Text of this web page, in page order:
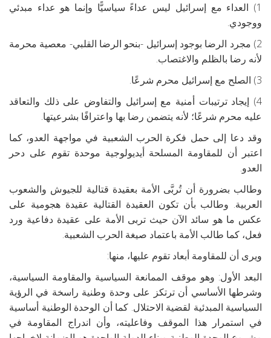
1) العداء مع إسرائيل ليس عداءً سياسيًّا وإنما هو عداء مبدئي
ووجودي.
2) مجرد الرضا بوجود إسرائيل -بنحو الرضا القلبي- معصية محرمة
لأنه رضا بالظلم والاغتصاب.
3) الصلح مع إسرائيل محرم شرعًا.
4) إيجاد ترتيبات أمنية مع إسرائيل والتفاوض على ذلك والتعاقد
عليه محرم شرعًا؛ لأنه يتضمن رضا بها واعترافًا بشرعيتها.
وقد دعا إلى حمل فكرة الحرب الشعبية في مواجهة العدو، كما
اعتبر أن للمقاومة المسلحة أيديولوجية موحدة تقوم على دحر
العدو.
وطالب بضرورة أن تُربَّى الأمة بعقيدة قتالية للجيوش والشعوب
العربية. وطالب بأن تكون العقيدة القتالية عقيدة هجومية على
عكس ما هو سائد الآن حيث تربى الأمة على عقيدة دفاعية ورد
فعل، كما طالب الأمة باعتماد صيغة الحرب الشعبية.
ويرى أن للمقاومة أبعاد تقوم عليها، منها:
البعد الأول: وهو موقف الممانعة السياسية والمقاومة السياسية،
وشرطها الأساسي أن ترتكز على وحدة وطنية راسخة في الرؤية
السياسية المبدئية لقضية الاحتلال. كما أن الوحدة الوطنية أساسية
في استمرار هذا الموقف وفاعليته، وأن اندراج المقاومة في